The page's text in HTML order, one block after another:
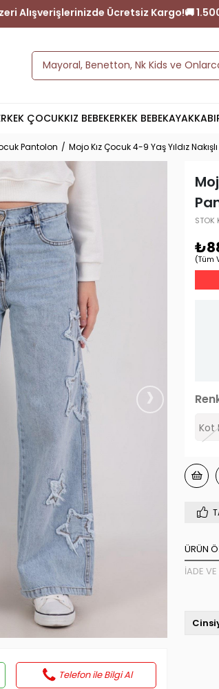
1.500 TL ve Üzeri Alışverişlerinizde
ÇOCUKKIZ BEBEKERKEK BEBEKAYAKKABI
Pantolon Mojo Kız Çocuk 4-9 Yaş Yıldız
›
Telefon ile Bilgi Al
STOK
(Tüm
Kot
ÜRÜN
İADE